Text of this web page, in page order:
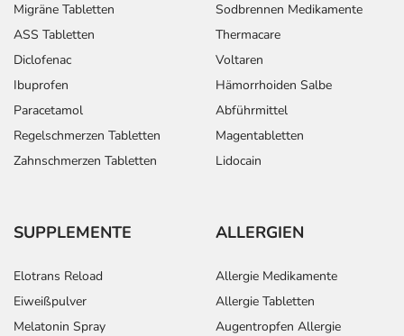
Migräne Tabletten
ASS Tabletten
Diclofenac
Ibuprofen
Paracetamol
Regelschmerzen Tabletten
Zahnschmerzen Tabletten
Sodbrennen Medikamente
Thermacare
Voltaren
Hämorrhoiden Salbe
Abführmittel
Magentabletten
Lidocain
SUPPLEMENTE
Elotrans Reload
Eiweißpulver
Melatonin Spray
ALLERGIEN
Allergie Medikamente
Allergie Tabletten
Augentropfen Allergie